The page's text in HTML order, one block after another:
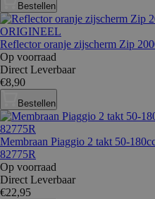
Bestellen
Reflector oranje zijscherm Zip
Op voorraad
Direct Leverbaar
€8,90
Bestellen
Membraan Piaggio 2 takt 50-
82775R
Op voorraad
Direct Leverbaar
€22,95